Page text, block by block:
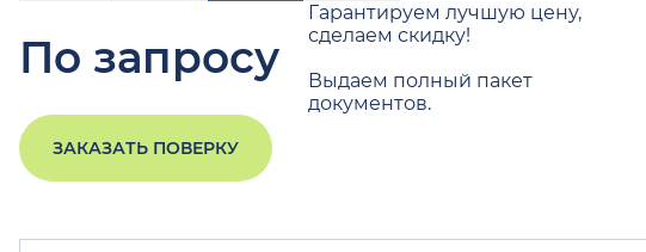
По запросу
Гарантируем лучшую цену,
сделаем скидку!
Выдаем полный пакет
документов.
ЗАКАЗАТЬ ПОВЕРКУ